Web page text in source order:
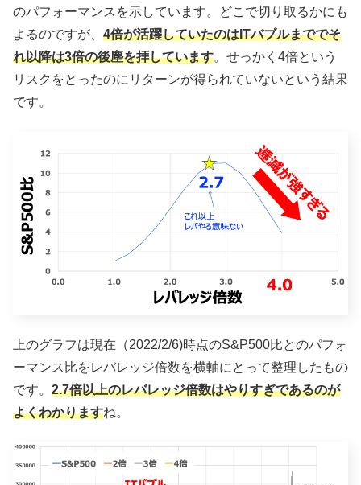
のパフォーマンスを示しています。どこで切り取るかにも
よるのですが、 4倍が活躍していたのはITバブルまででそ
れ以降は3倍の後塵を拝しています。せっかく4倍という
リスクをとったのにリターンが得られていないという結果
です。
上のグラフは現在（2022/2/6)時点のS&P500比とのパフォ
ーマンス比をレバレッジ倍数を横軸にとって整理したもの
です。 2.7倍以上のレバレッジ倍数はやりすぎであるのが
よくわかりますね。